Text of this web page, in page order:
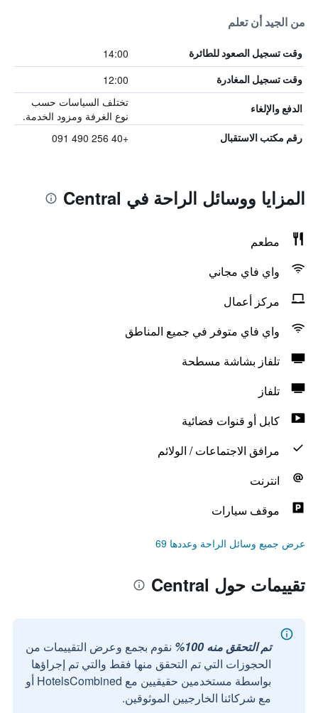
من الجيد أن تعلم
وقت تسجيل الصعود للطائرة 14:00
وقت تسجيل المغادرة 12:00
الدفع والإلغاء
تختلف السياسات حسب
نوع الغرفة ومزود الخدمة.
رقم مكتب الاستقبال +40 256 490 091
المزايا ووسائل الراحة في Central
مطعم
واي فاي مجاني
مركز أعمال
واي فاي متوفر في جميع المناطق
تلفاز بشاشة مسطحة
تلفاز
كابل أو قنوات فضائية
مرافق الاجتماعات / الولائم
انترنت
موقف سيارات
عرض جميع وسائل الراحة وعددها 69
تقييمات حول Central
تم التحقق منه 100%
نقوم بجمع وعرض التقييمات من
الحجوزات التي تم التحقق منها فقط والتي تم إجراؤها
بواسطة مستخدمين حقيقيين مع HotelsCombined أو
مع شركائنا الخارجيين الموثوقين.